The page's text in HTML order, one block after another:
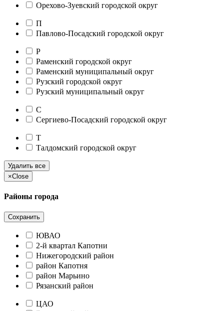
Орехово-Зуевский городской округ
П
Павлово-Посадский городской округ
Р
Раменский городской округ
Раменский муниципальный округ
Рузский городской округ
Рузский муниципальный округ
С
Сергиево-Посадский городской округ
Т
Талдомский городской округ
Удалить все
×Close
Районы города
Сохранить
ЮВАО
2-й квартал Капотни
Нижегородский район
район Капотня
район Марьино
Рязанский район
ЦАО